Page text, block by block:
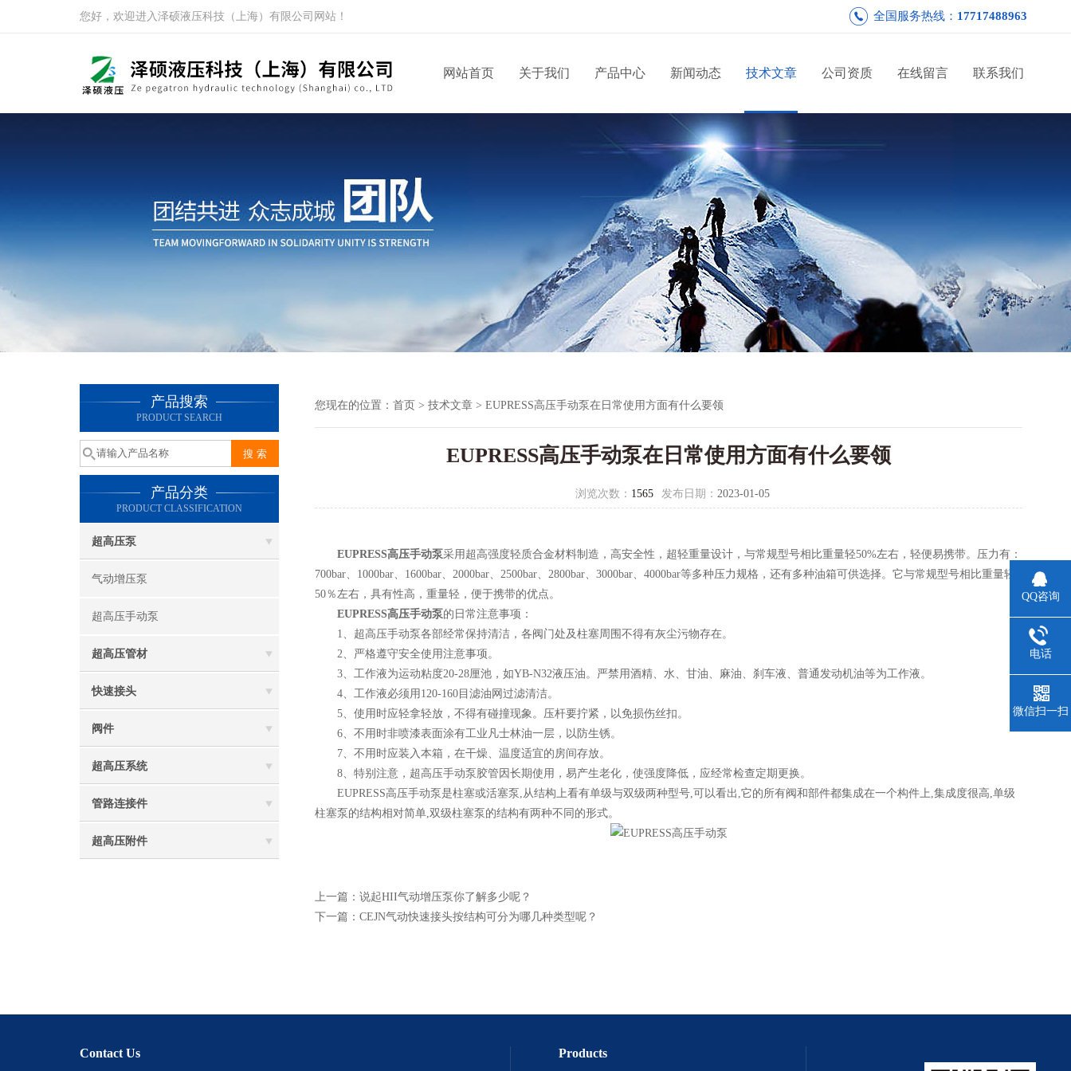
您好，欢迎进入泽硕液压科技（上海）有限公司网站！ 全国服务热线： 17717488963
网站首页 关于我们 产品中心 新闻动态 技术文章 公司资质 在线留言 联系我们
产品搜索
PRODUCT SEARCH
产品分类
PRODUCT CLASSIFICATION
超高压泵
气动增压泵
超高压手动泵
超高压管材
快速接头
阀件
超高压系统
管路连接件
超高压附件
您现在的位置： 首页 > 技术文章 > EUPRESS高压手动泵在日常使用方面有什么要领
EUPRESS高压手动泵在日常使用方面有什么要领
浏览次数： 1565 发布日期： 2023-01-05
EUPRESS高压手动泵采用超高强度轻质合金材料制造，高安全性，超轻重量设计，与常规型号相比重量轻50%左右，轻便易携带。压力有：
700bar、1000bar、1600bar、2000bar、2500bar、2800bar、3000bar、4000bar等多种压力规格，还有多种油箱可供选择。它与常规型号相比重量轻
50％左右，具有性高，重量轻，便于携带的优点。
EUPRESS高压手动泵的日常注意事项：
1、超高压手动泵各部经常保持清洁，各阀门处及柱塞周围不得有灰尘污物存在。
2、严格遵守安全使用注意事项。
3、工作液为运动粘度20-28厘池，如YB-N32液压油。严禁用酒精、水、甘油、麻油、刹车液、普通发动机油等为工作液。
4、工作液必须用120-160目滤油网过滤清洁。
5、使用时应轻拿轻放，不得有碰撞现象。压杆要拧紧，以免损伤丝扣。
6、不用时非喷漆表面涂有工业凡士林油一层，以防生锈。
7、不用时应装入本箱，在干燥、温度适宜的房间存放。
8、特别注意，超高压手动泵胶管因长期使用，易产生老化，使强度降低，应经常检查定期更换。
EUPRESS高压手动泵是柱塞或活塞泵,从结构上看有单级与双级两种型号,可以看出,它的所有阀和部件都集成在一个构件上,集成度很高,单级
柱塞泵的结构相对简单,双级柱塞泵的结构有两种不同的形式。
上一篇： 说起HII气动增压泵你了解多少呢？
下一篇： CEJN气动快速接头按结构可分为哪几种类型呢？
Contact Us Products
QQ咨询
电话
微信扫一扫